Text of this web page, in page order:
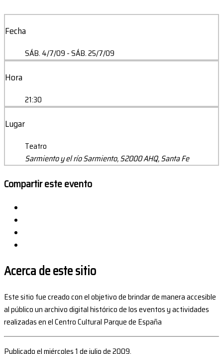
Fecha
SÁB. 4/7/09 - SÁB. 25/7/09
Hora
21:30
Lugar
Teatro
Sarmiento y el río Sarmiento, S2000 AHQ, Santa Fe
Compartir este evento
Acerca de este sitio
Este sitio fue creado con el objetivo de brindar de manera accesible
al público un archivo digital histórico de los eventos y actividades
realizadas en el Centro Cultural Parque de España
Publicado el miércoles 1 de julio de 2009.